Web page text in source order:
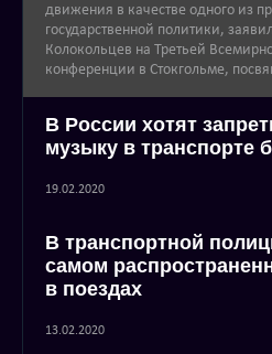
движения в качестве одного из
государственной политики,
Колокольцев на Третьей
конференции в Стокгольме,
В России хотят
музыку в транспорте
19.02.2020
В транспортной
самом
в поездах
13.02.2020